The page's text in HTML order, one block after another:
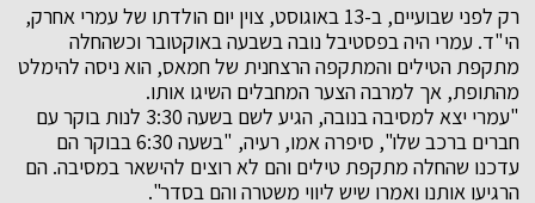
רק לפני שבועיים, ב-13 באוגוסט, צוין יום הולדתו של עמרי אחרק,
הי"ד. עמרי היה בפסטיבל נובה בשבעה באוקטובר וכשהחלה
מתקפת הטילים והמתקפה הרצחנית של חמאס, הוא ניסה להימלט
מהתופת, אך למרבה הצער המחבלים השיגו אותו.
"עמרי יצא למסיבה בנובה, הגיע לשם בשעה 3:30 לנות בוקר עם
חברים ברכב שלו", סיפרה אמו, רעיה, "בשעה 6:30 בבוקר הם
עדכנו שהחלה מתקפת טילים והם לא רוצים להישאר במסיבה. הם
הרגיעו אותנו ואמרו שיש ליווי משטרה והם בסדר".